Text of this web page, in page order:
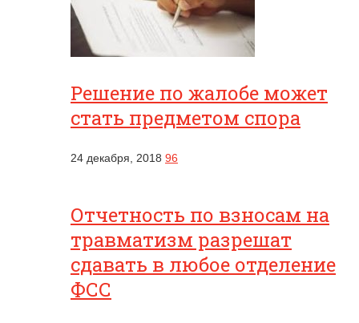
Решение по жалобе может
стать предметом спора
24 декабря, 2018 96
Отчетность по взносам на
травматизм разрешат
сдавать в любое отделение
ФСС